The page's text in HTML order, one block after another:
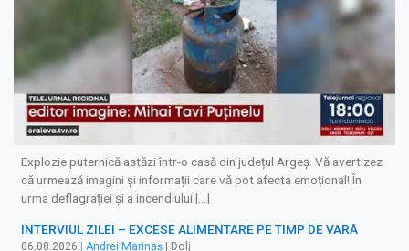
Explozie puternică astăzi într-o casă din județul Argeș. Vă avertizez
că urmează imagini și informații care vă pot afecta emoțional! În
urma deflagrației și a incendiului […]
INTERVIUL ZILEI – EXCESE ALIMENTARE PE TIMP DE VARĂ
06.08.2026 Andrei Marinaș | Dolj